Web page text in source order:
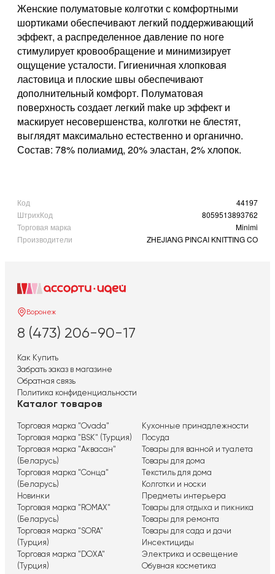
Женские полуматовые колготки с комфортными
шортиками обеспечивают легкий поддерживающий
эффект, а распределенное давление по ноге
стимулирует кровообращение и минимизирует
ощущение усталости. Гигиеничная хлопковая
ластовица и плоские швы обеспечивают
дополнительный комфорт. Полуматовая
поверхность создает легкий make up эффект и
маскирует несовершенства, колготки не блестят,
выглядят максимально естественно и органично.
Состав: 78% полиамид, 20% эластан, 2% хлопок.
Код
44197
ШтрихКод
8059513893762
Торговая марка
Minimi
Производители
ZHEJIANG PINCAI KNITTING CO
Воронеж
8 (473) 206-90-17
Как Купить
Забрать заказ в магазине
Обратная связь
Политика конфиденциальности
Каталог товаров
Торговая марка "Ovada"
Торговая марка "BSK" (Турция)
Торговая марка "Аквасан"
(Беларусь)
Торговая марка "Сонца"
(Беларусь)
Новинки
Торговая марка "ROMAX"
(Беларусь)
Торговая марка "SORA"
(Турция)
Торговая марка "DOXA"
(Турция)
Кухонные принадлежности
Посуда
Товары для ванной и туалета
Товары для дома
Текстиль для дома
Колготки и носки
Предметы интерьера
Товары для отдыха и пикника
Товары для ремонта
Товары для сада и дачи
Инсектициды
Электрика и освещение
Обувная косметика